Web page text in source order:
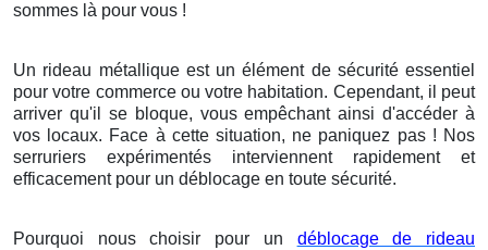
sommes là pour vous !
Un rideau métallique est un élément de sécurité essentiel
pour votre commerce ou votre habitation. Cependant, il peut
arriver qu'il se bloque, vous empêchant ainsi d'accéder à
vos locaux. Face à cette situation, ne paniquez pas ! Nos
serruriers expérimentés interviennent rapidement et
efficacement pour un déblocage en toute sécurité.
Pourquoi nous choisir pour un déblocage de rideau